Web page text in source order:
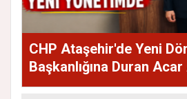
CHP Ataşehir'de Yeni
Başkanlığına Duran Acar